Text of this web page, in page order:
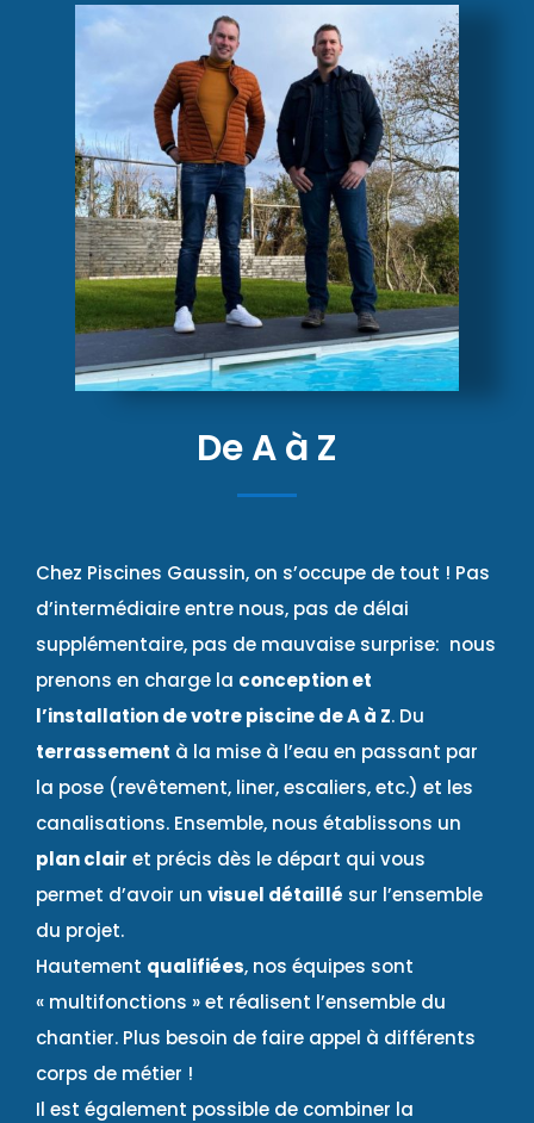
De A à Z
Chez Piscines Gaussin, on s’occupe de tout ! Pas
d’intermédiaire entre nous, pas de délai
supplémentaire, pas de mauvaise surprise: nous
prenons en charge la conception et
l’installation de votre piscine de A à Z. Du
terrassement à la mise à l’eau en passant par
la pose (revêtement, liner, escaliers, etc.) et les
canalisations. Ensemble, nous établissons un
plan clair et précis dès le départ qui vous
permet d’avoir unvisuel détaillé sur l’ensemble
du projet.
Hautement qualifiées, nos équipes sont
« multifonctions » et réalisent l’ensemble du
chantier. Plus besoin de faire appel à différents
corps de métier !
Il est également possible de combiner la